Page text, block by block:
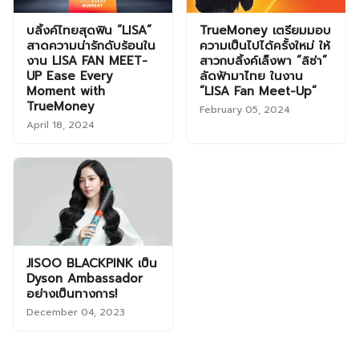
บลิ้งค์ไทยสุดฟิน “LISA”
สาดความน่ารักดับร้อนใน
งาน LISA FAN MEET-
UP Ease Every
Moment with
TrueMoney
April 18, 2024
TrueMoney เตรียมมอบ
ความเป็นไปได้ครั้งใหม่ ให้
สาวกบลิ้งค์เล็งพา “ลิซ่า”
ลัดฟ้ามาไทย ในงาน
“LISA Fan Meet-Up”
February 05, 2024
JISOO BLACKPINK เป็น
Dyson Ambassador
อย่างเป็นทางการ!
December 04, 2023